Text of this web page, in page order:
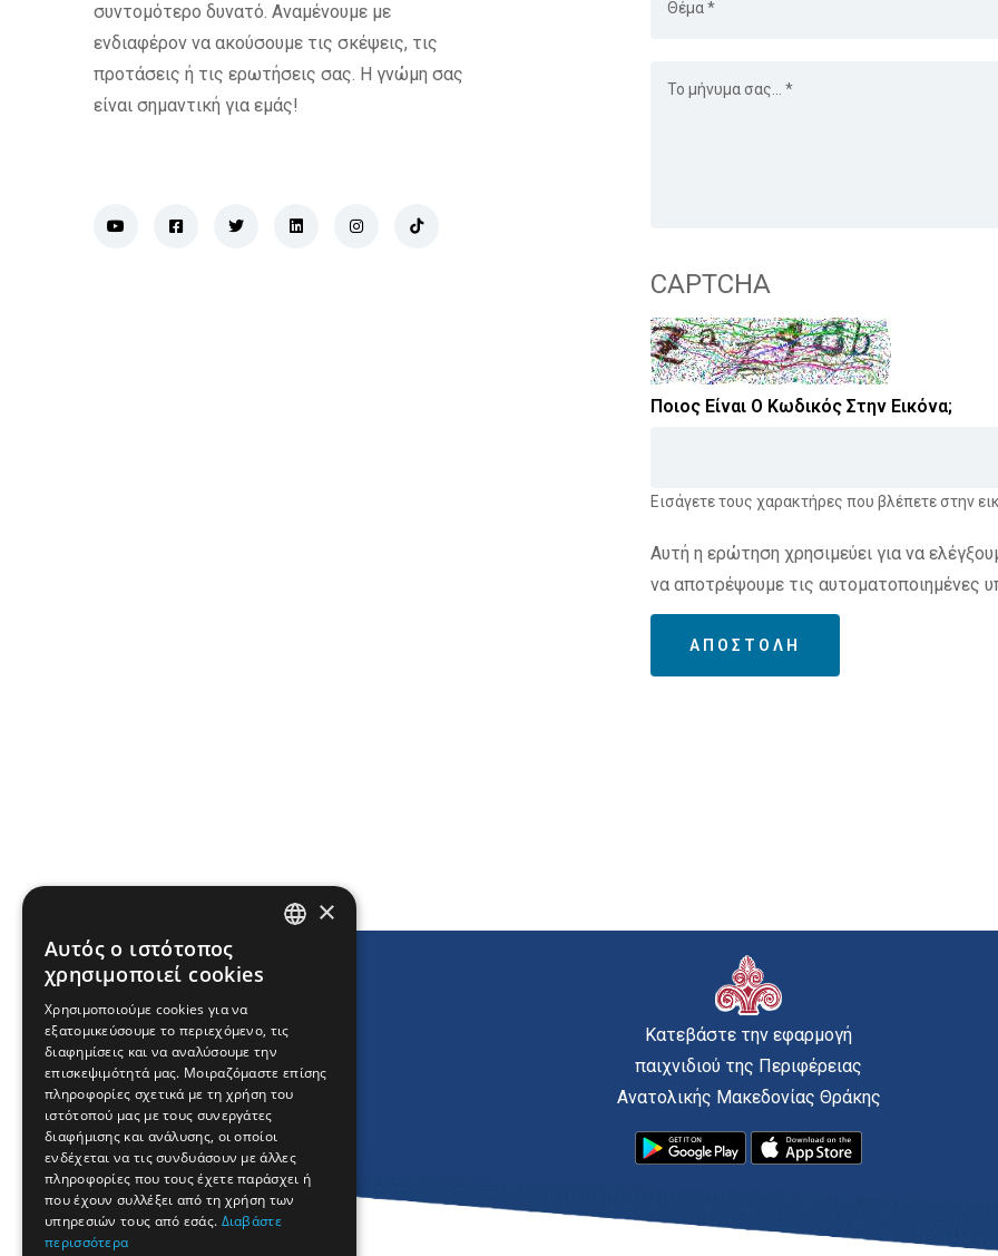
συντομότερο δυνατό. Αναμένουμε με
ενδιαφέρον να ακούσουμε τις σκέψεις, τις
προτάσεις ή τις ερωτήσεις σας. Η γνώμη σας
είναι σημαντική για εμάς!
(social-icon)(social-icon)(social-icon)(social-icon)(social-icon)(social-icon)
CAPTCHA
Ποιος Είναι Ο Κωδικός Στην Εικόνα;
Εισάγετε τους χαρακτήρες που βλέπετε στην
Αυτή η ερώτηση χρησιμεύει για να
να αποτρέψουμε τις αυτοματοποιημένες
Κατεβάστε την εφαρμογή
παιχνιδιού της Περιφέρειας
Ανατολικής Μακεδονίας Θράκης
FRENCH
BULGARIAN
ROMANIAN
TURKISH
×
Αυτός ο ιστότοπος
χρησιμοποιεί cookies
Χρησιμοποιούμε cookies για να
εξατομικεύσουμε το περιεχόμενο, τις
διαφημίσεις και να αναλύσουμε την
επισκεψιμότητά μας. Μοιραζόμαστε επίσης
πληροφορίες σχετικά με τη χρήση του
ιστότοπού μας με τους συνεργάτες
διαφήμισης και ανάλυσης, οι οποίοι
ενδέχεται να τις συνδυάσουν με άλλες
πληροφορίες που τους έχετε παράσχει ή
που έχουν συλλέξει από τη χρήση των
υπηρεσιών τους από εσάς. Διαβάστε
περισσότερα